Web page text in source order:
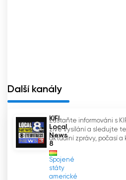
Další kanály
KIFI
Local
News
8
Spojené
státy
americké
Zůstaňte informováni s
živé vysílání a sledujte
aktuální zprávy, počasí a